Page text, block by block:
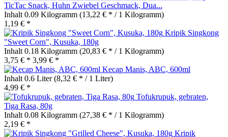
TicTac Snack, Huhn Zwiebel Geschmack, Dua...
Inhalt 0.09 Kilogramm (13,22 € * / 1 Kilogramm)
1,19 € *
Kripik Singkong
"Sweet Corn", Kusuka, 180g
Inhalt 0.18 Kilogramm (20,83 € * / 1 Kilogramm)
3,75 € * 3,99 € *
Kecap Manis, ABC, 600ml
Inhalt 0.6 Liter(8,32 € * / 1 Liter)
4,99 € *
Tofukrupuk, gebraten,
Tiga Rasa, 80g
Inhalt 0.08 Kilogramm (27,38 € * / 1 Kilogramm)
2,19 € *
Kripik